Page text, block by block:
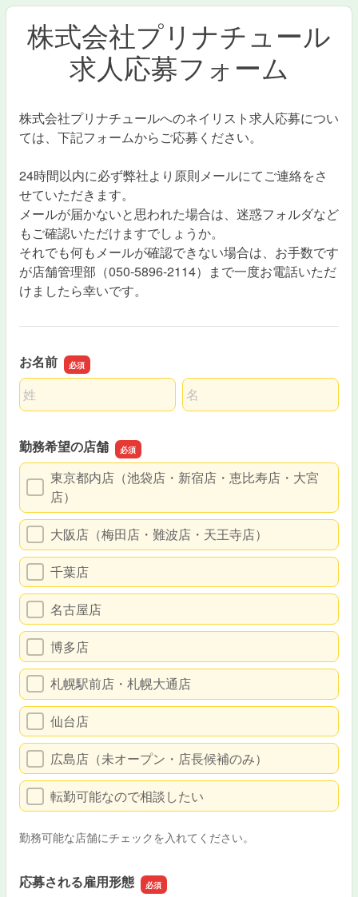
株式会社プリナチュール
求人応募フォーム
株式会社プリナチュールへのネイリスト求人応募につい
ては、下記フォームからご応募ください。
24時間以内に必ず弊社より原則メールにてご連絡をさ
せていただきます。
メールが届かないと思われた場合は、迷惑フォルダなど
もご確認いただけますでしょうか。
それでも何もメールが確認できない場合は、お手数です
が店舗管理部（050-5896-2114）まで一度お電話いただ
けましたら幸いです。
お名前
名前の姓
名前の名
勤務希望の店舗
東京都内店（池袋店・新宿店・恵比寿店・大宮
店）
大阪店（梅田店・難波店・天王寺店）
千葉店
名古屋店
博多店
札幌駅前店・札幌大通店
仙台店
広島店（未オープン・店長候補のみ）
転勤可能なので相談したい
勤務可能な店舗にチェックを入れてください。
応募される雇用形態